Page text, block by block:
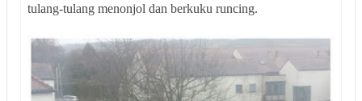
tulang-tulang menonjol dan berkuku runcing.